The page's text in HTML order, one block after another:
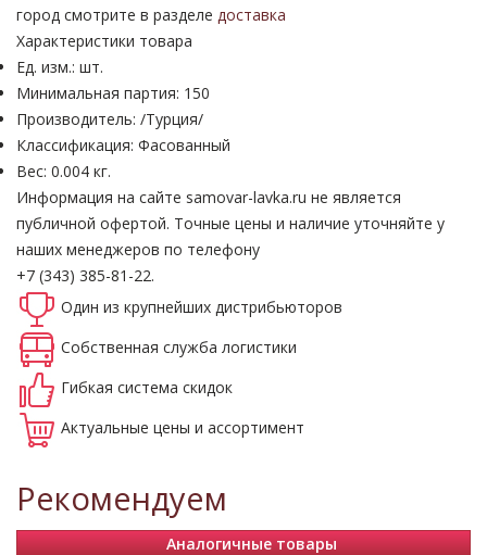
город смотрите в разделе доставка
Характеристики товара
Ед. изм.: шт.
Минимальная партия: 150
Производитель: /Турция/
Классификация: Фасованный
Вес: 0.004 кг.
Информация на сайте samovar-lavka.ru не является
публичной офертой. Точные цены и наличие уточняйте у
наших менеджеров по телефону
+7 (343) 385-81-22.
Один из крупнейших дистрибьюторов
Собственная служба логистики
Гибкая система скидок
Актуальные цены и ассортимент
Рекомендуем
Аналогичные товары